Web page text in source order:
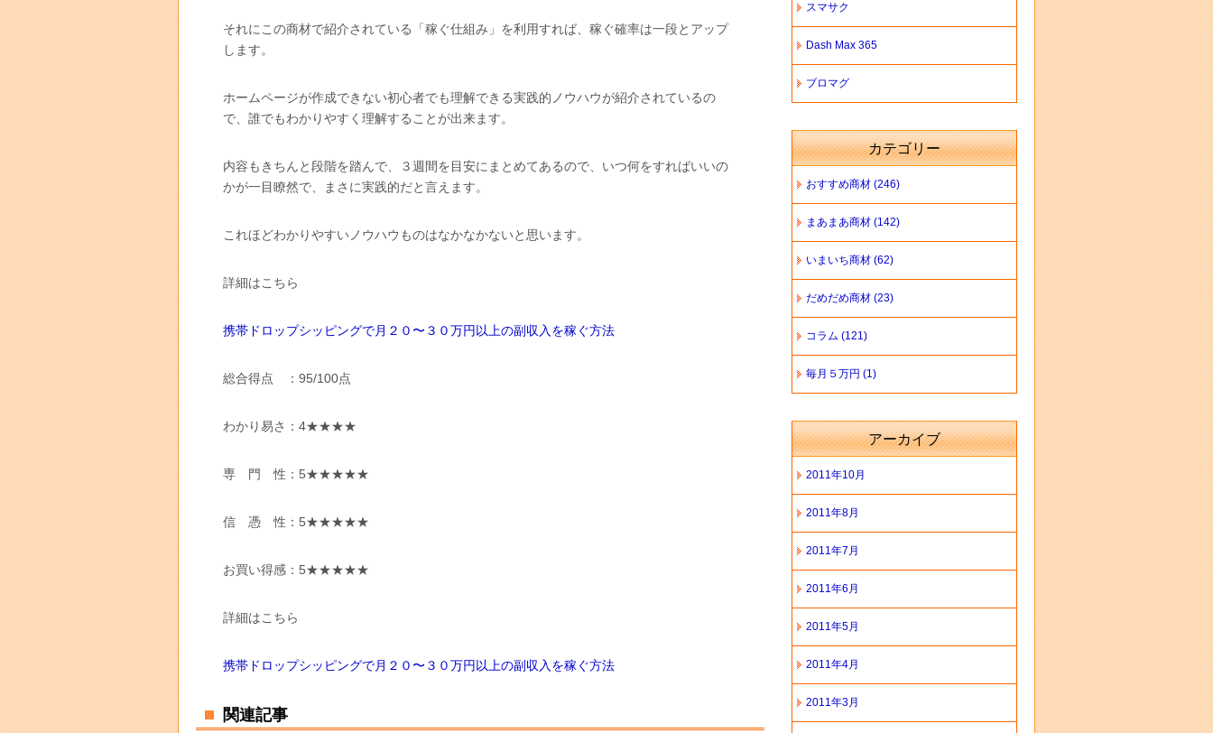
それにこの商材で紹介されている「稼ぐ仕組み」を利用すれば、稼ぐ確率は一段とアップ
します。
ホームページが作成できない初心者でも理解できる実践的ノウハウが紹介されているの
で、誰でもわかりやすく理解することが出来ます。
内容もきちんと段階を踏んで、３週間を目安にまとめてあるので、いつ何をすればいいの
かが一目瞭然で、まさに実践的だと言えます。
これほどわかりやすいノウハウものはなかなかないと思います。
詳細はこちら
携帯ドロップシッピングで月２０〜３０万円以上の副収入を稼ぐ方法
総合得点 ：95/100点
わかり易さ：4★★★★
専 門 性：5★★★★★
信 憑 性：5★★★★★
お買い得感：5★★★★★
詳細はこちら
携帯ドロップシッピングで月２０〜３０万円以上の副収入を稼ぐ方法
関連記事
スマサク
Dash Max 365
ブロマグ
カテゴリー
おすすめ商材 (246)
まあまあ商材 (142)
いまいち商材 (62)
だめだめ商材 (23)
コラム (121)
毎月５万円 (1)
アーカイブ
2011年10月
2011年8月
2011年7月
2011年6月
2011年5月
2011年4月
2011年3月